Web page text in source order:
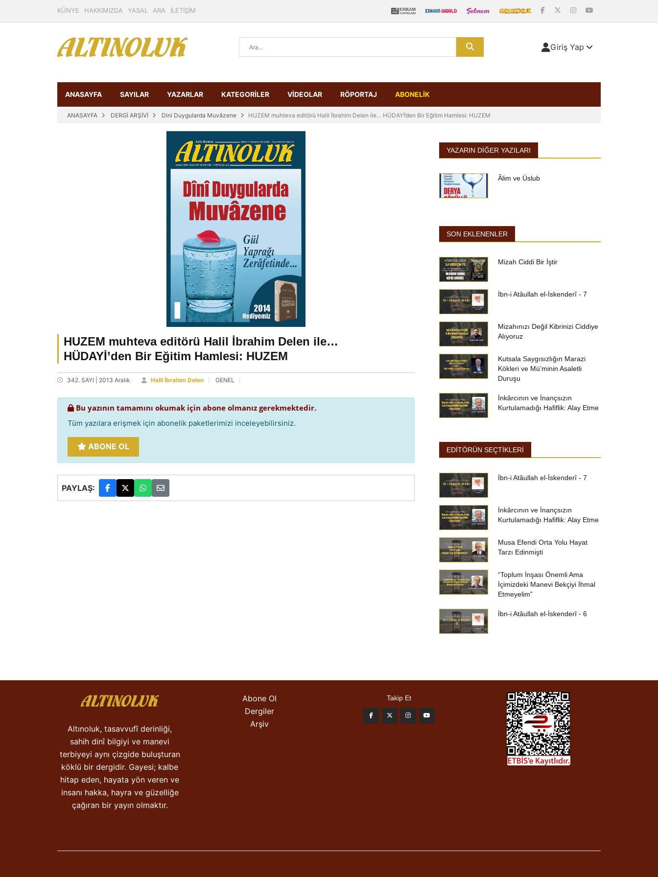
KÜNYE HAKKIMIZDA YASAL ARA İLETİŞİM
Giriş Yap
ANASAYFA SAYILAR YAZARLAR KATEGORİLER VİDEOLAR RÖPORTAJ ABONELİK
ANASAYFA DERGİ ARŞİVİ Dini Duygularda Muvâzene HUZEM muhteva editörü Halil İbrahim Delen ile… HÜDAYİ’den Bir Eğitim Hamlesi: HUZEM
HUZEM muhteva editörü Halil İbrahim Delen ile…
HÜDAYİ’den Bir Eğitim Hamlesi: HUZEM
342. SAYI | 2013 Aralık Halil İbrahim Delen GENEL
Bu yazının tamamını okumak için abone olmanız gerekmektedir.
Tüm yazılara erişmek için abonelik paketlerimizi inceleyebilirsiniz.
ABONE OL
PAYLAŞ:
YAZARIN DIĞER YAZILARI
Âlim ve Üslub
SON EKLENENLER
Mizah Ciddi Bir İştir
İbn-i Atâullah el-İskenderî - 7
Mizahınızı Değil Kibrinizi Ciddiye
Alıyoruz
Kutsala Saygısızlığın Marazi
Kökleri ve Mü’minin Asaletli
Duruşu
İnkârcının ve İnançsızın
Kurtulamadığı Hafiflik: Alay Etme
EDİTÖRÜN SEÇTİKLERİ
İbn-i Atâullah el-İskenderî - 7
İnkârcının ve İnançsızın
Kurtulamadığı Hafiflik: Alay Etme
Musa Efendi Orta Yolu Hayat
Tarzı Edinmişti
“Toplum İnşası Önemli Ama
İçimizdeki Manevi Bekçiyi İhmal
Etmeyelim”
İbn-i Atâullah el-İskenderî - 6
Altınoluk, tasavvufî derinliği,
sahih dinî bilgiyi ve manevi
terbiyeyi aynı çizgide buluşturan
köklü bir dergidir. Gayesi; kalbe
hitap eden, hayata yön veren ve
insanı hakka, hayra ve güzelliğe
çağıran bir yayın olmaktır.
Abone Ol
Dergiler
Arşiv
Takip Et